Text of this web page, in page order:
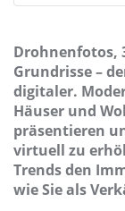
Drohnenfotos,
Grundrisse –
digitaler.
Häuser und
präsentieren
virtuell zu
Trends den
wie Sie als